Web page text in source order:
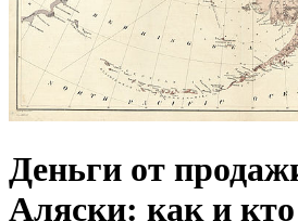
Деньги от
Аляски: как и